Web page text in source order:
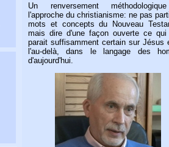
Un renversement
l'approche du christianisme: ne pas
mots et concepts du Nouveau
mais dire d'une façon ouverte ce qui
parait suffisamment certain sur Jésus
l'au-delà, dans le langage des
d'aujourd'hui.